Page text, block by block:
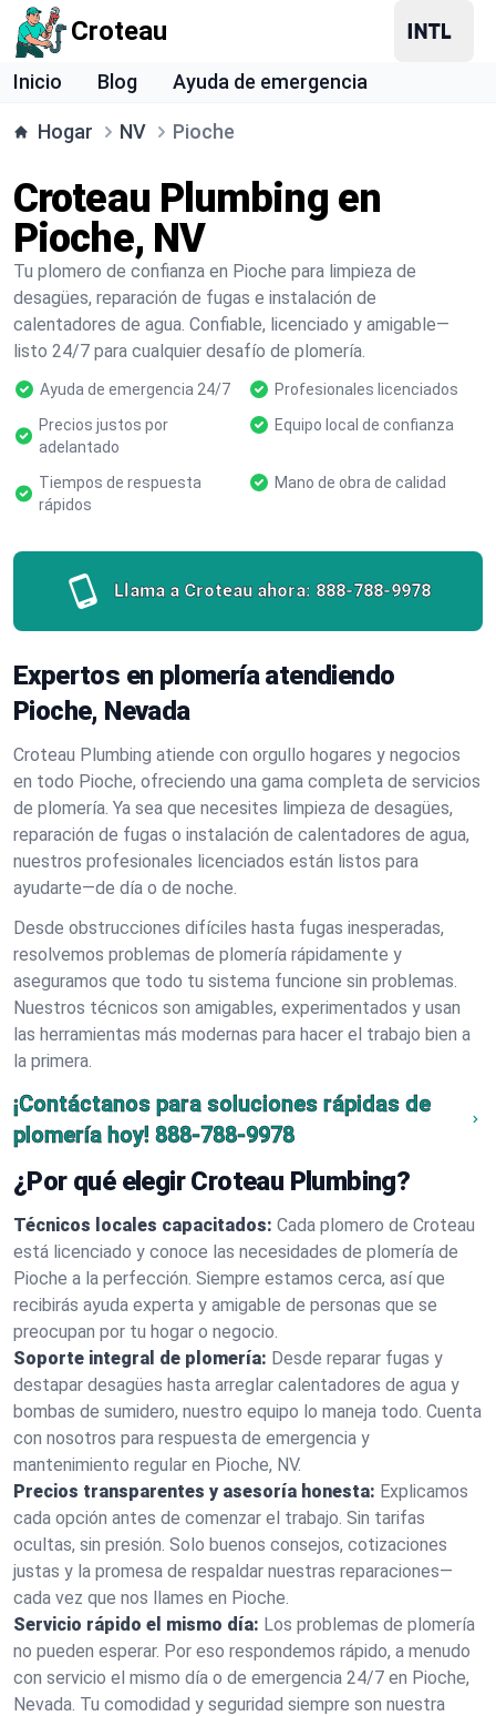
Croteau
Inicio Blog Ayuda de emergencia
Hogar NV Pioche
Croteau Plumbing en
Pioche, NV
Tu plomero de confianza en Pioche para limpieza de
desagües, reparación de fugas e instalación de
calentadores de agua. Confiable, licenciado y amigable—
listo 24/7 para cualquier desafío de plomería.
Ayuda de emergencia 24/7
Profesionales licenciados
Precios justos por
adelantado
Equipo local de confianza
Tiempos de respuesta
rápidos
Mano de obra de calidad
Llama a Croteau ahora: 888-788-9978
Expertos en plomería atendiendo
Pioche, Nevada
Croteau Plumbing atiende con orgullo hogares y negocios
en todo Pioche, ofreciendo una gama completa de servicios
de plomería. Ya sea que necesites limpieza de desagües,
reparación de fugas o instalación de calentadores de agua,
nuestros profesionales licenciados están listos para
ayudarte—de día o de noche.
Desde obstrucciones difíciles hasta fugas inesperadas,
resolvemos problemas de plomería rápidamente y
aseguramos que todo tu sistema funcione sin problemas.
Nuestros técnicos son amigables, experimentados y usan
las herramientas más modernas para hacer el trabajo bien a
la primera.
¡Contáctanos para soluciones rápidas de
plomería hoy! 888-788-9978
¿Por qué elegir Croteau Plumbing?
Técnicos locales capacitados: Cada plomero de Croteau
está licenciado y conoce las necesidades de plomería de
Pioche a la perfección. Siempre estamos cerca, así que
recibirás ayuda experta y amigable de personas que se
preocupan por tu hogar o negocio.
Soporte integral de plomería: Desde reparar fugas y
destapar desagües hasta arreglar calentadores de agua y
bombas de sumidero, nuestro equipo lo maneja todo. Cuenta
con nosotros para respuesta de emergencia y
mantenimiento regular en Pioche, NV.
Precios transparentes y asesoría honesta: Explicamos
cada opción antes de comenzar el trabajo. Sin tarifas
ocultas, sin presión. Solo buenos consejos, cotizaciones
justas y la promesa de respaldar nuestras reparaciones—
cada vez que nos llames en Pioche.
Servicio rápido el mismo día: Los problemas de plomería
no pueden esperar. Por eso respondemos rápido, a menudo
con servicio el mismo día o de emergencia 24/7 en Pioche,
Nevada. Tu comodidad y seguridad siempre son nuestra